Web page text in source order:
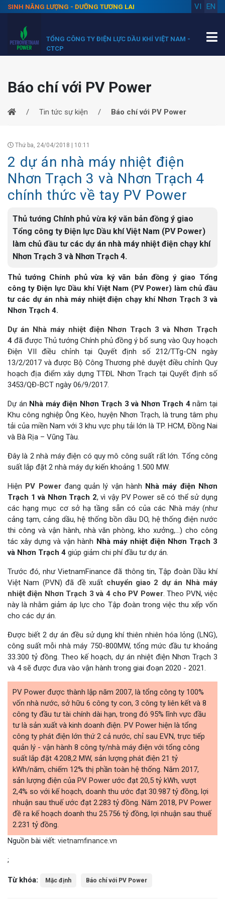
SINH NĂNG LƯỢNG - DƯỠNG TƯƠNG LAI EN
VI
TỔNG CÔNG TY ĐIỆN LỰC DẦU KHÍ VIỆT NAM -
CTCP
Báo chí với PV Power
Tin tức sự kiện Báo chí với PV Power
Thứ ba, 24/04/2018 | 10:11
2 dự án nhà máy nhiệt điện
Nhơn Trạch 3 và Nhơn Trạch 4
chính thức về tay PV Power
Thủ tướng Chính phủ vừa ký văn bản đồng ý giao
Tổng công ty Điện lực Dầu khí Việt Nam (PV Power)
làm chủ đầu tư các dự án nhà máy nhiệt điện chạy khí
Nhơn Trạch 3 và Nhơn Trạch 4.
Thủ tướng Chính phủ vừa ký văn bản đồng ý giao Tổng
công ty Điện lực Dầu khí Việt Nam (PV Power) làm chủ đầu
tư các dự án nhà máy nhiệt điện chạy khí Nhơn Trạch 3 và
Nhơn Trạch 4.
Dự án Nhà máy nhiệt điện Nhơn Trạch 3 và Nhơn Trạch
4 đã được Thủ tướng Chính phủ đồng ý bổ sung vào Quy hoạch
Điện VII điều chỉnh tại Quyết định số 212/TTg-CN ngày
13/2/2017 và được Bộ Công Thương phê duyệt điều chỉnh Quy
hoạch địa điểm xây dựng TTĐL Nhơn Trạch tại Quyết định số
3453/QĐ-BCT ngày 06/9/2017.
Dự án Nhà máy điện Nhơn Trạch 3 và Nhơn Trạch 4nằm tại
Khu công nghiệp Ông Kèo, huyện Nhơn Trạch, là trung tâm phụ
tải của miền Nam với 3 khu vực phụ tải lớn là TP. HCM, Đồng Nai
và Bà Rịa – Vũng Tàu.
Đây là 2 nhà máy điện có quy mô công suất rất lớn. Tổng công
suất lắp đặt 2 nhà máy dự kiến khoảng 1.500 MW.
Hiện PV Power đang quản lý vận hành Nhà máy điện Nhơn
Trạch 1 và Nhơn Trạch 2, vì vậy PV Power sẽ có thể sử dụng
các hạng mục cơ sở hạ tầng sẵn có của các Nhà máy (như
cảng tạm, cảng dầu, hệ thống bồn dầu DO, hệ thống điện nước
thi công và vận hành, nhà văn phòng, kho xưởng,…) cho công
tác xây dựng và vận hành Nhà máy nhiệt điện Nhơn Trạch 3
và Nhơn Trạch 4 giúp giảm chi phí đầu tư dự án.
Trước đó, như VietnamFinance đã thông tin, Tập đoàn Dầu khí
Việt Nam (PVN) đã đề xuất chuyển giao 2 dự án Nhà máy
nhiệt điện Nhơn Trạch 3 và 4 cho PV Power. Theo PVN, việc
này là nhằm giảm áp lực cho Tập đoàn trong việc thu xếp vốn
cho các dự án.
Được biết 2 dự án đều sử dụng khí thiên nhiên hóa lỏng (LNG),
công suất mỗi nhà máy 750-800MW, tổng mức đầu tư khoảng
33.300 tỷ đồng. Theo kế hoạch, dự án nhiệt điện Nhơn Trạch 3
và 4 sẽ được đưa vào vận hành trong giai đoạn 2020 - 2021.
PV Power được thành lập năm 2007, là tổng công ty 100%
vốn nhà nước, sở hữu 6 công ty con, 3 công ty liên kết và 8
công ty đầu tư tài chính dài hạn, trong đó 95% lĩnh vực đầu
tư là sản xuất và kinh doanh điện. PV Power hiện là tổng
công ty phát điện lớn thứ 2 cả nước, chỉ sau EVN, trực tiếp
quản lý - vận hành 8 công ty/nhà máy điện với tổng công
suất lắp đặt 4.208,2 MW, sản lượng phát điện 21 tỷ
kWh/năm, chiếm 12% thị phần toàn hệ thống. Năm 2017,
sản lượng điện của PV Power ước đạt 20,5 tỷ kWh, vượt
2,4% so với kế hoạch, doanh thu ước đạt 30.987 tỷ đồng, lợi
nhuận sau thuế ước đạt 2.283 tỷ đồng. Năm 2018, PV Power
đề ra kế hoạch doanh thu 25.756 tỷ đồng, lợi nhuận sau thuế
2.231 tỷ đồng.
Nguồn bài viết: vietnamfinance.vn
;
Từ khóa: Mặc định Báo chí với PV Power